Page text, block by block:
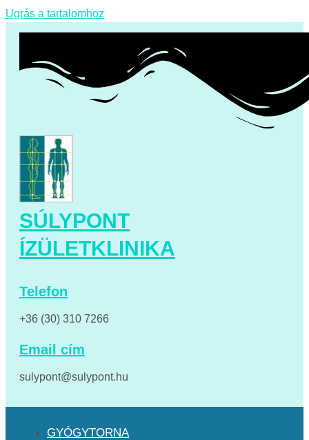
Ugrás a tartalomhoz
SÚLYPONT
ÍZÜLETKLINIKA
Telefon
+36 (30) 310 7266
Email cím
sulypont@sulypont.hu
GYÓGYTORNA